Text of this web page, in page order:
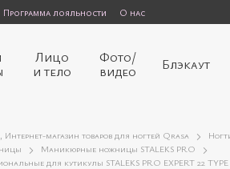
Программа лояльности О нас
Лицо
и тело
Фото/
видео
Блэкаут
магазин товаров для ногтей Qrasa
Маникюрные ножницы STALEKS PRO
для кутикулы STALEKS PRO EXPERT 22 TYPE